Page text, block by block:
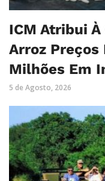
ICM Atribui
Arroz Preços
Milhões Em
5 de Agosto, 2026